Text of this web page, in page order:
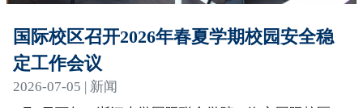
国际校区召开2026年春夏学期校园安全稳
定工作会议
2026-07-05 | 新闻